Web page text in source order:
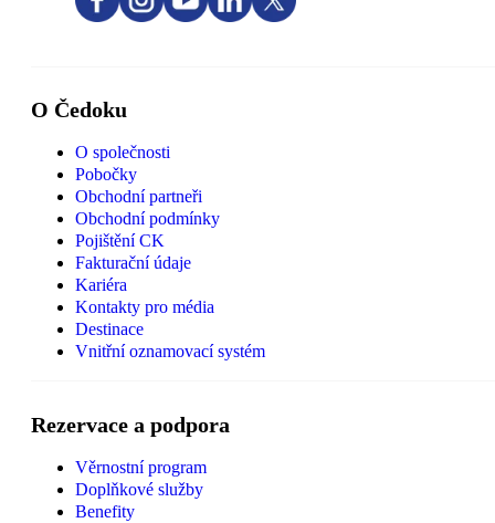
O Čedoku
O společnosti
Pobočky
Obchodní partneři
Obchodní podmínky
Pojištění CK
Fakturační údaje
Kariéra
Kontakty pro média
Destinace
Vnitřní oznamovací systém
Rezervace a podpora
Věrnostní program
Doplňkové služby
Benefity